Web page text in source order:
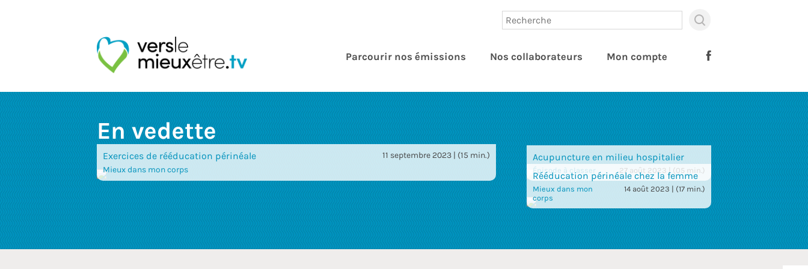
down
select
available
result.
Press
enter
to
go
to
selected
search
result.
Touch
devices
users
can
Parcourir nos émissions Nos collaborateurs Mon compte
En vedette
11 septembre 2023 | (15 min.)
Exercices de rééducation périnéale
Mieux dans mon corps
Acupuncture en milieu hospitalier
27 août 2023 | (05 min.)
Épisode à classer
Rééducation périnéale chez la femme
14 août 2023 | (17 min.)
Mieux dans mon
corps